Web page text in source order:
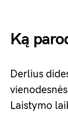
Ką
Derlius
Laistymo